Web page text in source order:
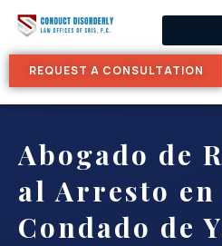
REQUEST A CONSULTATION
Abogado de
al Arresto en
Condado de